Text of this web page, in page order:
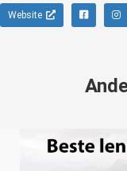
Website